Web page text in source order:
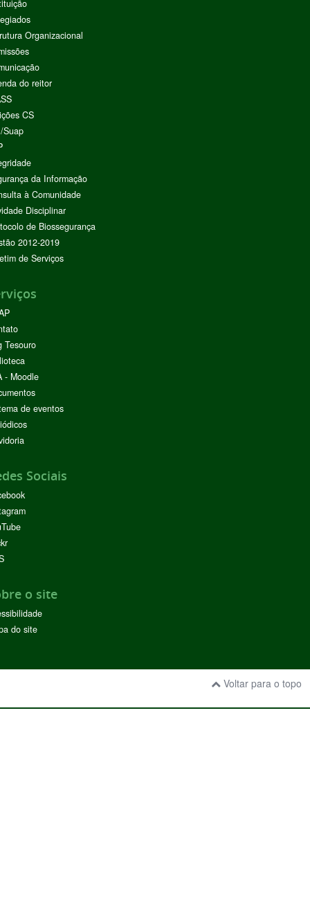
Organizacional
do reitor
CS
Suap
da Informação
à Comunidade
Disciplinar
de Biossegurança
2012-2019
de Serviços
Tesouro
- Moodle
de eventos
Sociais
o site
do site
Voltar para o topo